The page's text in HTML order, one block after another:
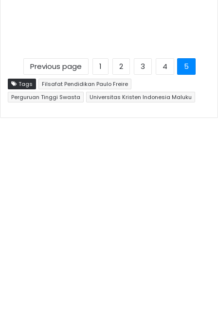
Previous page 1 2 3 4 5
Tags
Filsafat Pendidikan Paulo Freire
Perguruan Tinggi Swasta
Universitas Kristen Indonesia Maluku